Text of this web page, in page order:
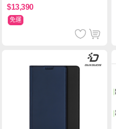
$13,390
免運